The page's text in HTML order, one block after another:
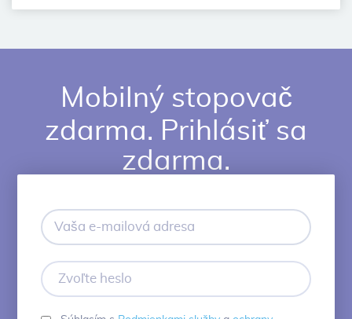
Mobilný stopovač
zdarma. Prihlásiť sa
zdarma.
e-
adresa